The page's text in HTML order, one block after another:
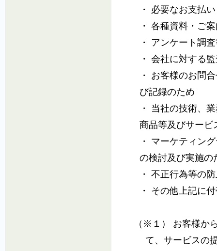
・ 必要なお支払
・ 各種資料・ご
・ アンケート調
・ 会社に対する
・ お客様のお問
び記録のため
・ 当社の技術、
商品等及びサービ
・ マーケティン
の検討及び実施
・ 不正行為等の
・ その他上記に
（※１） お客様か
て、サービスの